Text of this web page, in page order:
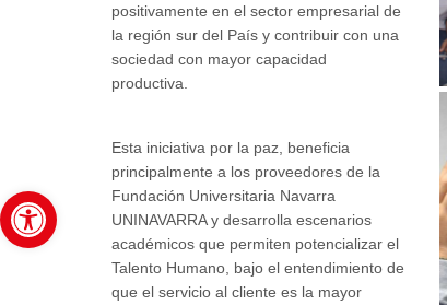
Abrir barra de herramientas
positivamente en el sector empresarial de
la región sur del País y contribuir con una
sociedad con mayor capacidad
productiva.
Esta iniciativa por la paz, beneficia
principalmente a los proveedores de la
Fundación Universitaria Navarra
UNINAVARRA y desarrolla escenarios
académicos que permiten potencializar el
Talento Humano, bajo el entendimiento de
que el servicio al cliente es la mayor